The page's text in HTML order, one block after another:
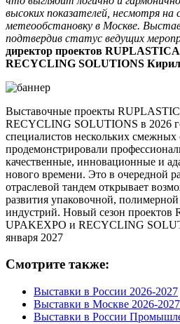
высоких показателей, несмотря
метеообстановку в Москве.
подтвердив статус ведущих
директор проектов
RECYCLING SOLUTIONS
Выставочные проекты
RECYCLING SOLUTIONS в 2026
специалистов нескольких смежных
продемонстрировали
качественные, инновационные и
нового времени. Это в очередной
отраслевой тандем открывает
развития упаковочной,
индустрий. Новый сезон проектов
UPAKEXPO и RECYCLING
января 2027
Смотрите также:
Выставки в России 2026-2027
Выставки в Москве 2026-2027
Выставки в России